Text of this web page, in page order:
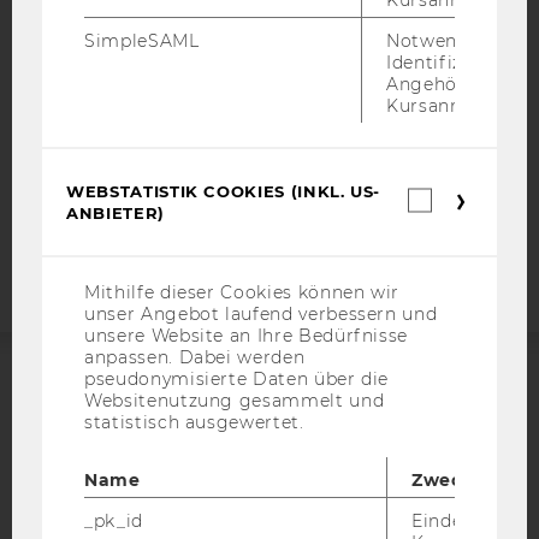
DATENSCHUTZERKLÄRUNG
DATENSCHUTZERKLÄRUNG SOCIAL MEDIA
DATENSCHUTZERKLÄRUNG
STUDIENBEWERBER*INNEN UND STUDIERENDE
Barrierefreiheitserklärung
ACCREDITED BY:
SimpleSAML
Notwendig zur
Identifizierung
Angehörige/r für
Kursanmeldung.
WEBSTATISTIK COOKIES (INKL. US-
ANBIETER)
Mithilfe dieser Cookies können wir
unser Angebot laufend verbessern und
unsere Website an Ihre Bedürfnisse
anpassen. Dabei werden
pseudonymisierte Daten über die
Websitenutzung gesammelt und
statistisch ausgewertet.
Name
Zweck
_pk_id
Eindeutige